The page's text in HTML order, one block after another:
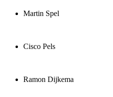
Martin Spel
Cisco Pels
Ramon Dijkema